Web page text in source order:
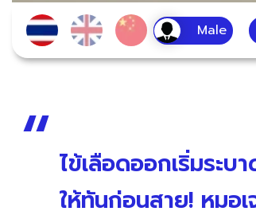
ไข้เลือดออกเริ่มระบ
ให้ทันก่อนสาย! หมอ